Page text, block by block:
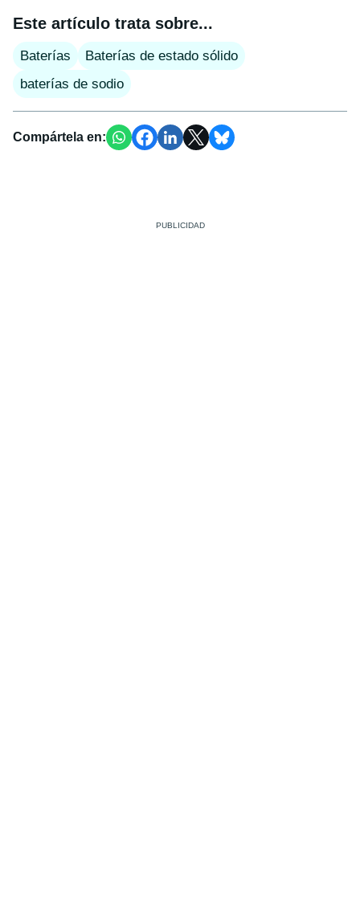
Este artículo trata sobre...
Baterías
Baterías de estado sólido
baterías de sodio
Compártela en: